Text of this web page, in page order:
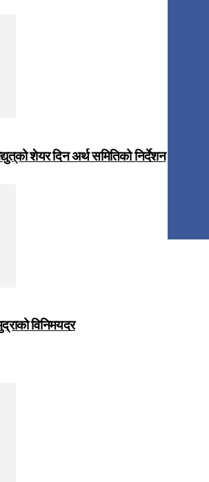
शेयर दिन अर्थ समितिको निर्देशन
विनिमयदर